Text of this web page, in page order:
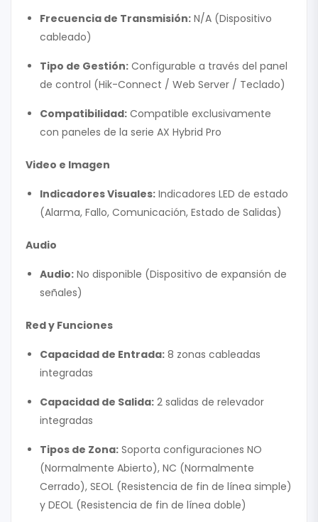
Frecuencia de Transmisión: N/A (Dispositivo
cableado)
Tipo de Gestión: Configurable a través del panel
de control (Hik-Connect / Web Server / Teclado)
Compatibilidad: Compatible exclusivamente
con paneles de la serie AX Hybrid Pro
Video e Imagen
Indicadores Visuales: Indicadores LED de estado
(Alarma, Fallo, Comunicación, Estado de Salidas)
Audio
Audio: No disponible (Dispositivo de expansión de
señales)
Red y Funciones
Capacidad de Entrada: 8 zonas cableadas
integradas
Capacidad de Salida: 2 salidas de relevador
integradas
Tipos de Zona: Soporta configuraciones NO
(Normalmente Abierto), NC (Normalmente
Cerrado), SEOL (Resistencia de fin de línea simple)
y DEOL (Resistencia de fin de línea doble)